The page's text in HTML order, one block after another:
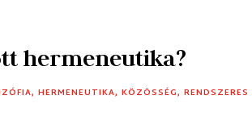
hermeneutika?
,HERMENEUTIKA,KÖZÖSSÉG,RENDSZERES